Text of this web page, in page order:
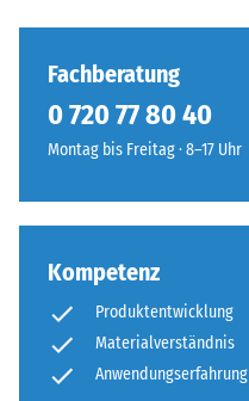
Fachberatung
0 720 77 80 40
Montag bis Freitag · 8–17 Uhr
Kompetenz
Produktentwicklung
Materialverständnis
Anwendungserfahrung